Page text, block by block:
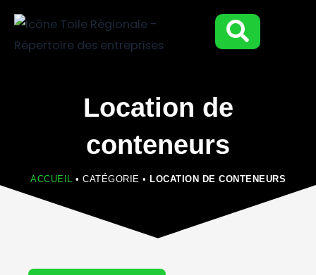
contenu
Location de
conteneurs
ACCUEIL • CATÉGORIE • LOCATION DE CONTENEURS